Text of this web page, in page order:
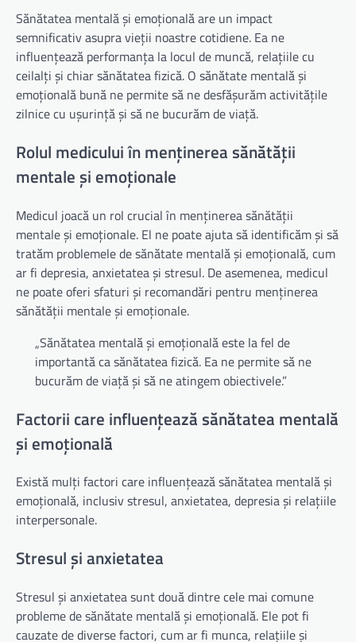
Sănătatea mentală și emoțională are un impact
semnificativ asupra vieții noastre cotidiene. Ea ne
influențează performanța la locul de muncă, relațiile cu
ceilalți și chiar sănătatea fizică. O sănătate mentală și
emoțională bună ne permite să ne desfășurăm activitățile
zilnice cu ușurință și să ne bucurăm de viață.
Rolul medicului în menținerea sănătății
mentale și emoționale
Medicul joacă un rol crucial în menținerea sănătății
mentale și emoționale. El ne poate ajuta să identificăm și să
tratăm problemele de sănătate mentală și emoțională, cum
ar fi depresia, anxietatea și stresul. De asemenea, medicul
ne poate oferi sfaturi și recomandări pentru menținerea
sănătății mentale și emoționale.
„Sănătatea mentală și emoțională este la fel de
importantă ca sănătatea fizică. Ea ne permite să ne
bucurăm de viață și să ne atingem obiectivele.”
Factorii care influențează sănătatea mentală
și emoțională
Există mulți factori care influențează sănătatea mentală și
emoțională, inclusiv stresul, anxietatea, depresia și relațiile
interpersonale.
Stresul și anxietatea
Stresul și anxietatea sunt două dintre cele mai comune
probleme de sănătate mentală și emoțională. Ele pot fi
cauzate de diverse factori, cum ar fi munca, relațiile și